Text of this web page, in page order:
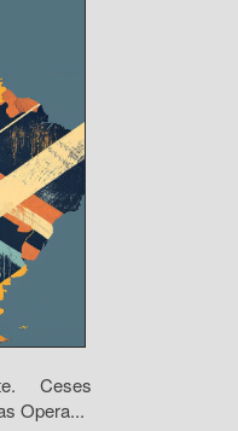
Ceses
Opera...